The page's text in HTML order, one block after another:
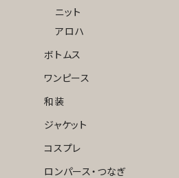
ニット
アロハ
ボトムス
ワンピース
和装
ジャケット
コスプレ
ロンパース・つなぎ